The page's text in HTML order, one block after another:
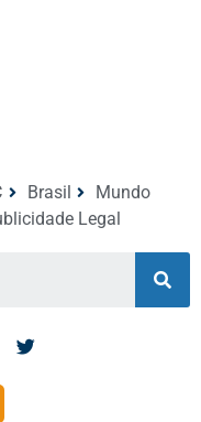
Brasil
Mundo
Legal